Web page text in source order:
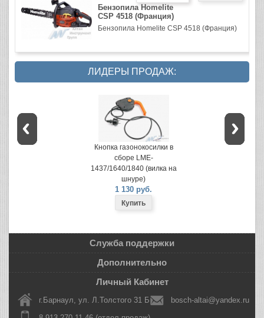
Бензопила Homelite
CSP 4518 (Франция)
Бензопила Homelite CSP 4518 (Франция)
ЛИДЕРЫ ПРОДАЖ:
Кнопка газонокосилки в
сборе LME-
1437/1640/1840 (вилка на
шнуре)
1 130 руб.
Служба поддержки
Дополнительно
Личный Кабинет
г.Барнаул, ул. Л.Толстого 31 Б
bosch-altai@yandex.ru